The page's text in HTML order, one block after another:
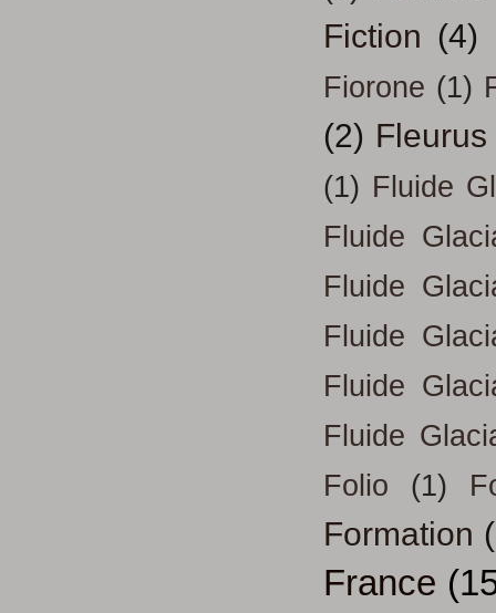
Fiction (4)
Fiorone (1)
(2) Fleurus
(1) Fluide
Fluide
Fluide
Fluide
Fluide
Fluide
Folio
(1)
Formation
France